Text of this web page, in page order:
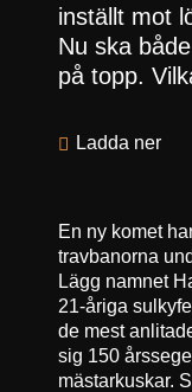
inställt mot
Nu ska
på topp.
En ny komet
travbanorna
Lägg namnet
21-åriga
de mest
sig 150
mästarkuskar.
Ladda ner